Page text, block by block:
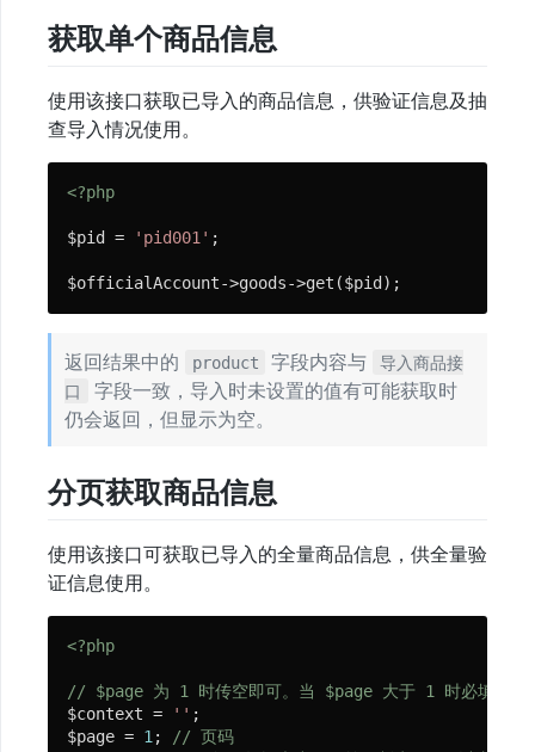
消
息
发
消
用
户
标
签
页
权
JSSDK
临
素
材
获取单个商品信息
使用该接口获取已导入的商品信息，供验证信息及抽
查导入情况使用。
<?php
$pid = 'pid001' ;
$officialAccount->goods->get($pid);
返回结果中的 product 字段内容与
导入商品接
口
字段一致，导入时未设置的值有可能获取时
仍会返回，但显示为空。
分页获取商品信息
使用该接口可获取已导入的全量商品信息，供全量验
证信息使用。
<?php
// $page 为 1 时传空即可。当 $page 大于 1 时必填，填
$context =
'' ;
$page = 1 ;
// 页码